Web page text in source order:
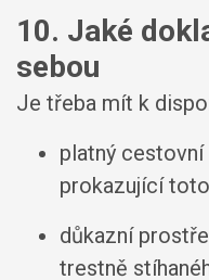
10. Jaké
sebou
Je třeba mít k
platný
prokazující
důkazní
trestně